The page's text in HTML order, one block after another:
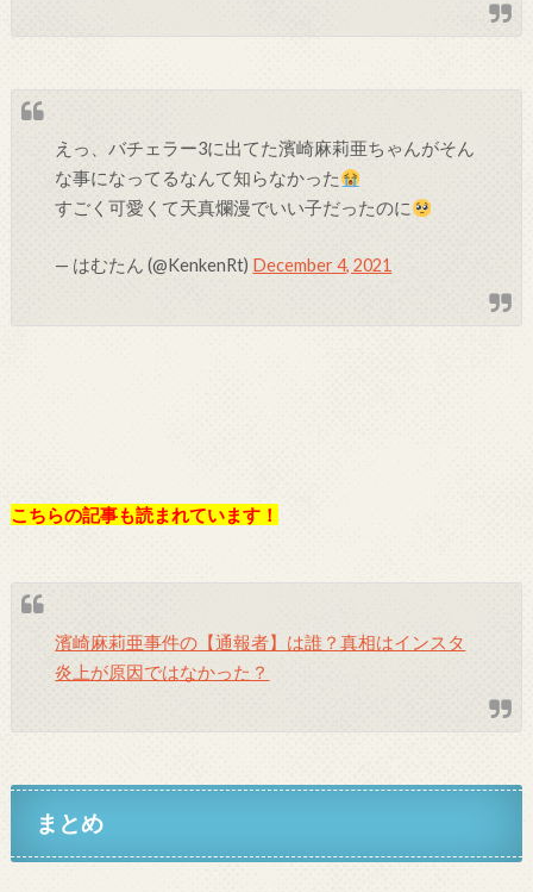
えっ、バチェラー3に出てた濱崎麻莉亜ちゃんがそん
な事になってるなんて知らなかった
すごく可愛くて天真爛漫でいい子だったのに
— はむたん (@KenkenRt) December 4, 2021
こちらの記事も読まれています！
濱崎麻莉亜事件の【通報者】は誰？真相はインスタ
炎上が原因ではなかった？
まとめ